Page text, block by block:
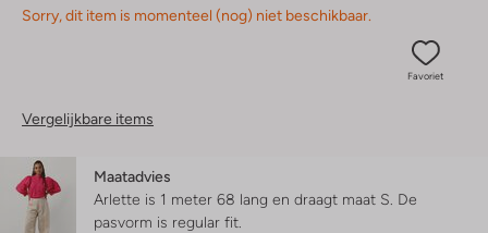
Sorry, dit item is momenteel (nog) niet beschikbaar.
Favoriet
Vergelijkbare items
Maatadvies
Arlette is 1 meter 68 lang en draagt maat S. De
pasvorm is regular fit